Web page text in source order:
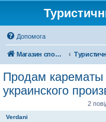
Допомога
Магазин спорядження
Продам карематы
украинского
2
Verdani